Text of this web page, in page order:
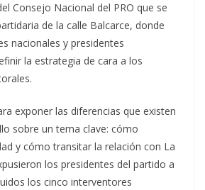
Consejo Nacional del PRO que se
de la calle Balcarce, donde
nacionales y presidentes
la estrategia de cara a los
exponer las diferencias que existen
sobre un tema clave: cómo
y cómo transitar la relación con La
los presidentes del partido a
los cinco interventores